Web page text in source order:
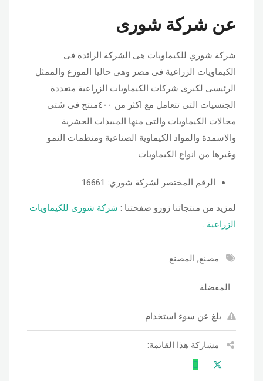
عن شركة شورى
شركة شوري للكيماويات هى الشركة الرائدة فى
الكيماويات الزراعية فى مصر وهى حاليا الموزع والممثل
الرئيسى لكبرى شركات الكيماويات الزراعية متعددة
الجنسيات التى تتعامل مع اكثر من ٤٠٠منتج فى شتى
مجالات الكيماويات والتى منها المبيدات الحشرية
والاسمدة والمواد الكيماوية الصناعية ومنظمات النمو
وغيرها من انواع الكيماويات.
الرقم المختصر لشركة شوري: 16661
لمزيد من منتجاتنا زورو صفحتنا : شركة شورى للكيماويات
الزراعية .
مصنع, المصنع
المفضلة
بلغ عن سوء استخدام
مشاركة هذا القائمة: